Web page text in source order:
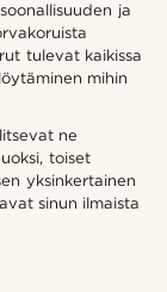
ja
tulevat kaikissa
mihin
ne
toiset
yksinkertainen
sinun ilmaista